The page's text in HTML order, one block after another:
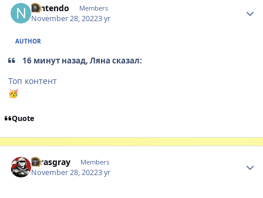
Nintendo Members
November 28, 20223 yr
AUTHOR
16 минут назад, Ляна сказал:
Топ контент
🥳
Quote
Ezrasgray Members
November 28, 20223 yr